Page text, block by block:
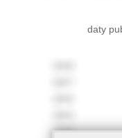
daty